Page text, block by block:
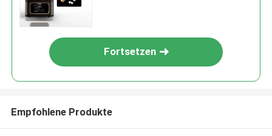
Fortsetzen
Empfohlene Produkte